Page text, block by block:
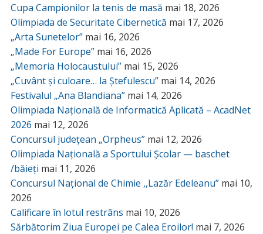
Cupa Campionilor la tenis de masă mai 18, 2026
Olimpiada de Securitate Cibernetică mai 17, 2026
„Arta Sunetelor” mai 16, 2026
„Made For Europe” mai 16, 2026
„Memoria Holocaustului” mai 15, 2026
„Cuvânt și culoare… la Ștefulescu” mai 14, 2026
Festivalul „Ana Blandiana” mai 14, 2026
Olimpiada Națională de Informatică Aplicată – AcadNet
2026 mai 12, 2026
Concursul județean „Orpheus” mai 12, 2026
Olimpiada Națională a Sportului Școlar — baschet
/băieți mai 11, 2026
Concursul Național de Chimie ,,Lazăr Edeleanu” mai 10,
2026
Calificare în lotul restrâns mai 10, 2026
Sărbătorim Ziua Europei pe Calea Eroilor! mai 7, 2026